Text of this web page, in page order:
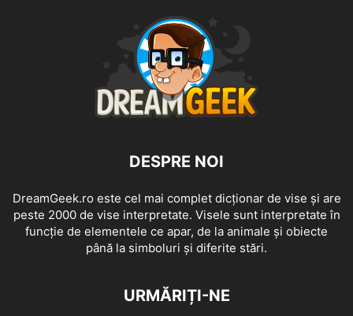
DESPRE NOI
DreamGeek.ro este cel mai complet dicționar de vise și are
peste 2000 de vise interpretate. Visele sunt interpretate în
funcție de elementele ce apar, de la animale și obiecte
până la simboluri și diferite stări.
URMĂRIȚI-NE